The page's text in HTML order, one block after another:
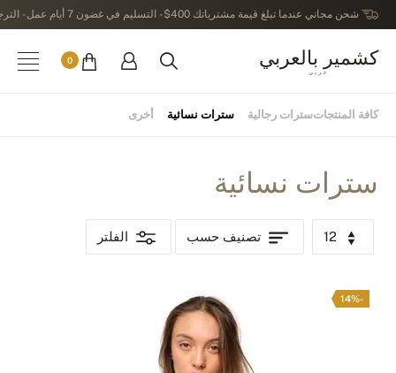
شحن مجاني عندما تبلغ قيمة مشترياتك 400$ - التسليم في غضون 7 أيام عمل - الترجيع في خلال 14 يوماً بعد الاستلام
كشمير بالعربي
عربى
0
سترات نسائية
تصنيف حسب الفلتر
كافة المنتجاتسترات رجالية سترات نسائية أخرى
-14%